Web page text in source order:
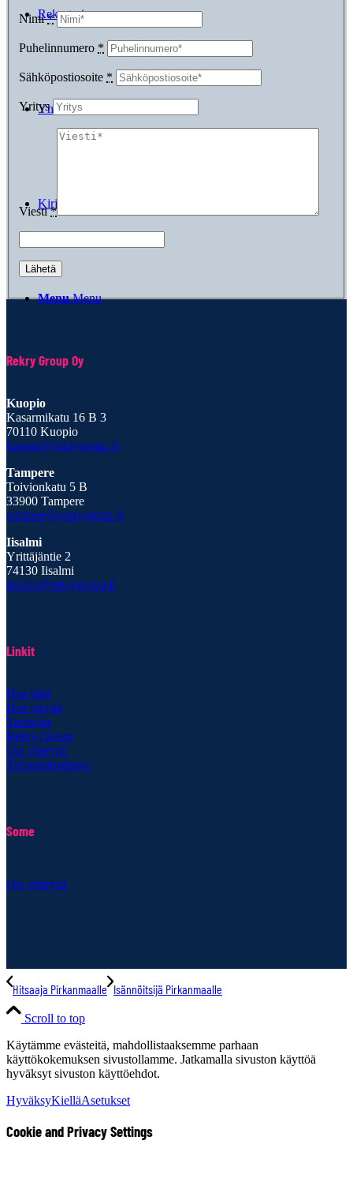
Rekrytarinaa
Yhteystiedot
Kirjaudu
Menu Menu
Nimi*
Puhelinnumero *
Sähköpostiosoite *
Yritys
Viesti*
Rekry Group Oy
Kuopio
Kasarmikatu 16 B 3
70110 Kuopio
kuopio@rekrygroup.fi
Tampere
Toivionkatu 5 B
33900 Tampere
tampere@rekrygroup.fi
Iisalmi
Yrittäjäntie 2
74130 Iisalmi
iisalmi@rekrygroup.fi
Linkit
Hae töitä
Hae tekijää
Tarinoita
Rekry Group
Ota yhteyttä
Tietosuojaseloste
Some
Ota yhteyttä
Hitsaaja Pirkanmaalle Isännöitsijä Pirkanmaalle
Scroll to top
Käytämme evästeitä, mahdollistaaksemme parhaan
käyttökokemuksen sivustollamme. Jatkamalla sivuston käyttöä
hyväksyt sivuston käyttöehdot.
HyväksyKielläAsetukset
Cookie and Privacy Settings